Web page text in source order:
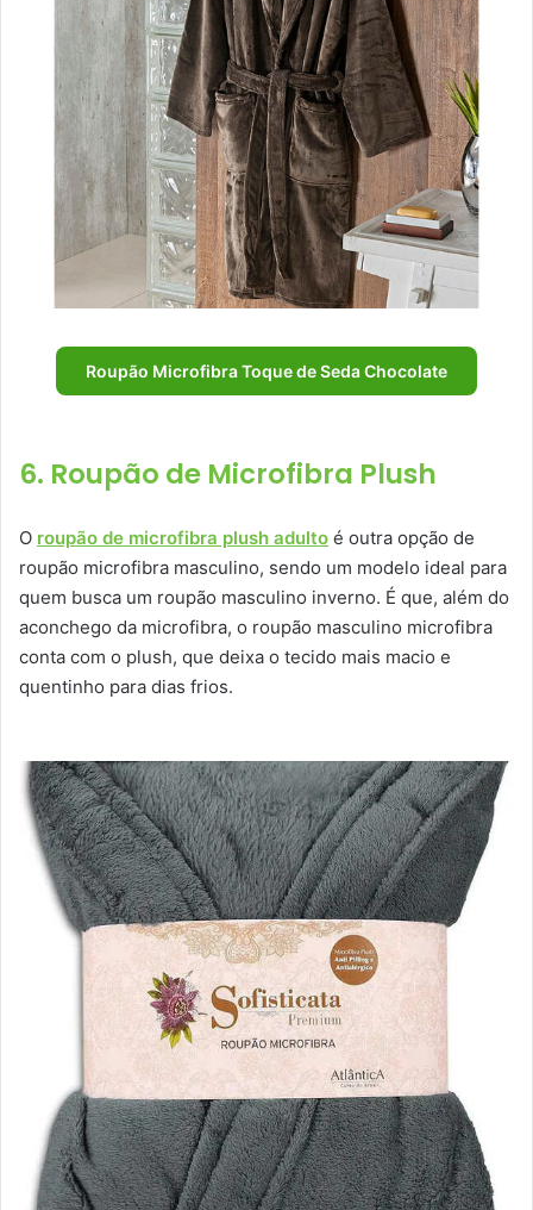
Roupão Microfibra Toque de Seda Chocolate
6. Roupão de Microfibra Plush
O roupão de microfibra plush adulto é outra opção de
roupão microfibra masculino, sendo um modelo ideal para
quem busca um roupão masculino inverno. É que, além do
aconchego da microfibra, o roupão masculino microfibra
conta com o plush, que deixa o tecido mais macio e
quentinho para dias frios.